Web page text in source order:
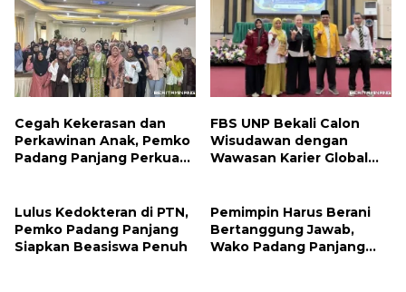
Cegah Kekerasan dan
Perkawinan Anak, Pemko
Padang Panjang Perkuat
FBS UNP Bekali Calon
Wisudawan dengan
Wawasan Karier Global
Lulus Kedokteran di PTN,
Pemko Padang Panjang
Siapkan Beasiswa Penuh
Pemimpin Harus Berani
Bertanggung Jawab,
Wako Padang Panjang